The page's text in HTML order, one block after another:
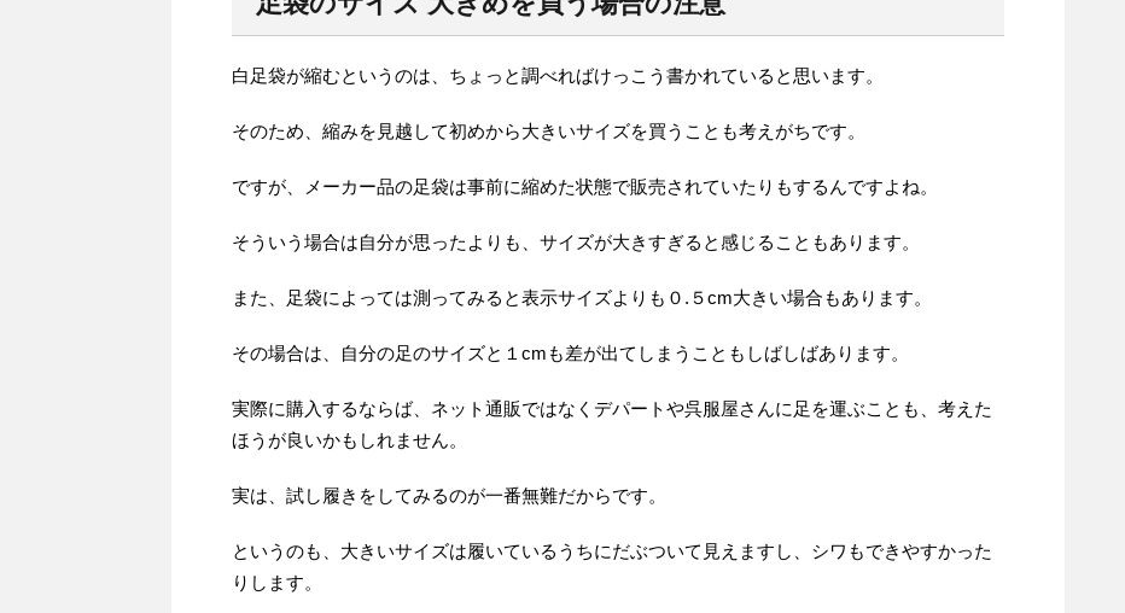
白足袋が縮むというのは、ちょっと調べればけっこう書かれていると思います。
そのため、縮みを見越して初めから大きいサイズを買うことも考えがちです。
ですが、メーカー品の足袋は事前に縮めた状態で販売されていたりもするんですよね。
そういう場合は自分が思ったよりも、サイズが大きすぎると感じることもあります。
また、足袋によっては測ってみると表示サイズよりも０.５cm大きい場合もあります。
その場合は、自分の足のサイズと１cmも差が出てしまうこともしばしばあります。
実際に購入するならば、ネット通販ではなくデパートや呉服屋さんに足を運ぶことも、考えた
ほうが良いかもしれません。
実は、試し履きをしてみるのが一番無難だからです。
というのも、大きいサイズは履いているうちにだぶついて見えますし、シワもできやすかった
りします。